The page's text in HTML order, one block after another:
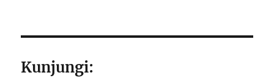
Kunjungi: